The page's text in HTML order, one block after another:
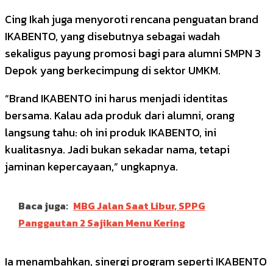
Cing Ikah juga menyoroti rencana penguatan brand
IKABENTO, yang disebutnya sebagai wadah
sekaligus payung promosi bagi para alumni SMPN 3
Depok yang berkecimpung di sektor UMKM.
“Brand IKABENTO ini harus menjadi identitas
bersama. Kalau ada produk dari alumni, orang
langsung tahu: oh ini produk IKABENTO, ini
kualitasnya. Jadi bukan sekadar nama, tetapi
jaminan kepercayaan,” ungkapnya.
Baca juga: MBG Jalan Saat Libur, SPPG
Panggautan 2 Sajikan Menu Kering
Ia menambahkan, sinergi program seperti IKABENTO